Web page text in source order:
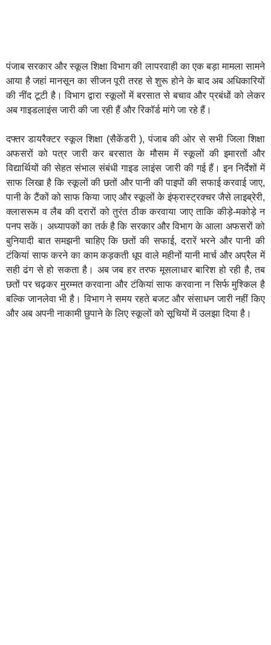
पंजाब सरकार और स्कूल शिक्षा विभाग की लापरवाही का एक बड़ा मामला सामने
आया है जहां मानसून का सीजन पूरी तरह से शुरू होने के बाद अब अधिकारियों
की नींद टूटी है। विभाग द्वारा स्कूलों में बरसात से बचाव और प्रबंधों को लेकर
अब गाइडलाइंस जारी की जा रही हैं और रिकॉर्ड मांगे जा रहे हैं।
दफ्तर डायरैक्टर स्कूल शिक्षा (सैकेंडरी ), पंजाब की ओर से सभी जिला शिक्षा
अफसरों को पत्र जारी कर बरसात के मौसम में स्कूलों की इमारतों और
विद्यार्थियों की सेहत संभाल संबंधी गाइड लाइंस जारी की गई हैं। इन निर्देशों में
साफ लिखा है कि स्कूलों की छतों और पानी की पाइपों की सफाई करवाई जाए,
पानी के टैंकों को साफ किया जाए और स्कूलों के इंफ्रास्ट्रक्चर जैसे लाइब्रेरी,
क्लासरूम व लैब की दरारों को तुरंत ठीक करवाया जाए ताकि कीड़े-मकोड़े न
पनप सकें। अध्यापकों का तर्क है कि सरकार और विभाग के आला अफसरों को
बुनियादी बात समझनी चाहिए कि छतों की सफाई, दरारें भरने और पानी की
टंकियां साफ करने का काम कड़कती धूप वाले महीनों यानी मार्च और अप्रैल में
सही ढंग से हो सकता है। अब जब हर तरफ मूसलाधार बारिश हो रही है, तब
छतों पर चढ़कर मुरम्मत करवाना और टंकियां साफ करवाना न सिर्फ मुश्किल है
बल्कि जानलेवा भी है। विभाग ने समय रहते बजट और संसाधन जारी नहीं किए
और अब अपनी नाकामी छुपाने के लिए स्कूलों को सूचियों में उलझा दिया है।